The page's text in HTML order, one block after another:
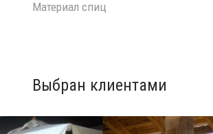
Материал спиц
Выбран клиентами